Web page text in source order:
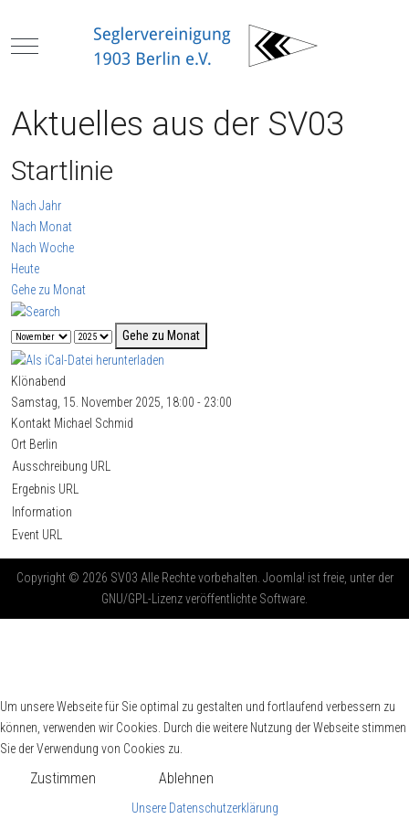
Mobile Menu Toggle
Aktuelles aus der SV03
Startlinie
Nach Jahr
Nach Monat
Nach Woche
Heute
Gehe zu Monat
Gehe zu Monat
Klönabend
Samstag, 15. November 2025, 18:00 - 23:00
Kontakt Michael Schmid
Ort Berlin
Ausschreibung URL
Ergebnis URL
Information
Event URL
Copyright © 2026 SV03 Alle Rechte vorbehalten. Joomla! ist freie, unter der
GNU/GPL-Lizenz veröffentlichte Software.
Um unsere Webseite für Sie optimal zu gestalten und fortlaufend verbessern zu
können, verwenden wir Cookies. Durch die weitere Nutzung der Webseite stimmen
Sie der Verwendung von Cookies zu.
Zustimmen Ablehnen
Unsere Datenschutzerklärung